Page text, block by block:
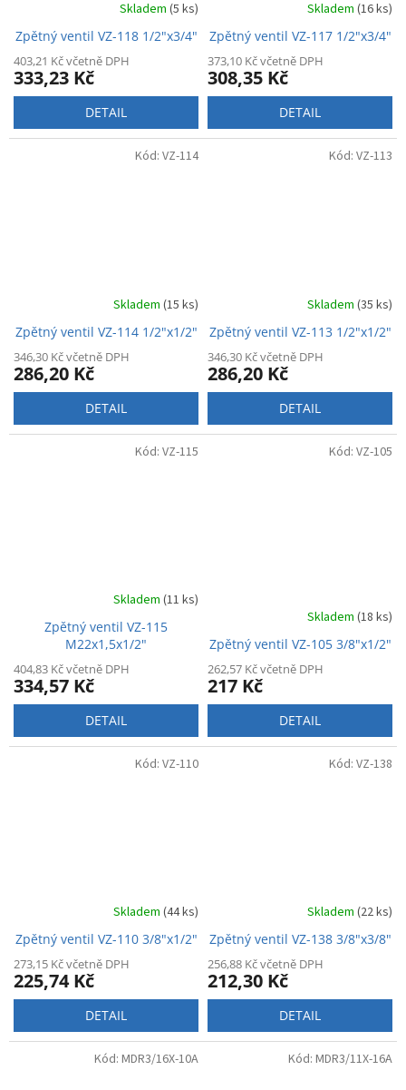
Skladem (5 ks)
Zpětný ventil VZ-118 1/2"x3/4"
403,21 Kč včetně DPH
333,23 Kč
DETAIL
Skladem (16 ks)
Zpětný ventil VZ-117 1/2"x3/4"
373,10 Kč včetně DPH
308,35 Kč
DETAIL
Skladem (15 ks)
Zpětný ventil VZ-114 1/2"x1/2"
346,30 Kč včetně DPH
286,20 Kč
DETAIL
Kód: VZ-114
Skladem (35 ks)
Zpětný ventil VZ-113 1/2"x1/2"
346,30 Kč včetně DPH
286,20 Kč
DETAIL
Kód: VZ-113
Skladem (11 ks)
Zpětný ventil VZ-115
M22x1,5x1/2"
404,83 Kč včetně DPH
334,57 Kč
DETAIL
Kód: VZ-115
Skladem (18 ks)
Zpětný ventil VZ-105 3/8"x1/2"
262,57 Kč včetně DPH
217 Kč
DETAIL
Kód: VZ-105
Skladem (44 ks)
Zpětný ventil VZ-110 3/8"x1/2"
273,15 Kč včetně DPH
225,74 Kč
DETAIL
Kód: VZ-110
Skladem (22 ks)
Zpětný ventil VZ-138 3/8"x3/8"
256,88 Kč včetně DPH
212,30 Kč
DETAIL
Kód: VZ-138
Kód: MDR3/16X-10A Kód: MDR3/11X-16A